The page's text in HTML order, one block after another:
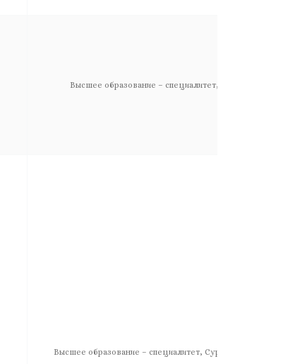
Высшее образование – специалитет, Юрист
Высшее образование – специалитет, Сурдопедагог